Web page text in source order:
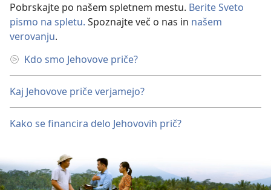
Pobrskajte po našem spletnem mestu. Berite Sveto
pismo na spletu. Spoznajte več o nas in našem
verovanju.
Kdo smo Jehovove priče?
Kaj Jehovove priče verjamejo?
Kako se financira delo Jehovovih prič?